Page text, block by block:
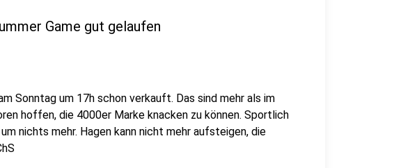
Game gut gelaufen
Sonntag um 17h schon verkauft. Das sind mehr als im
hoffen, die 4000er Marke knacken zu können. Sportlich
nichts mehr. Hagen kann nicht mehr aufsteigen, die